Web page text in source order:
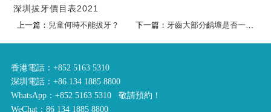
深圳拔牙價目表2021
上一篇： 兒童何時不能拔牙？ 下一篇： 牙齒大部分齲壞是否一定要拔除呢？
香港電話：+852 5163 5310
深圳電話：+86 134 1885 8800
WhatsApp：+852 5163 5310 敬請預約！
WeChat：86 134 1885 8800